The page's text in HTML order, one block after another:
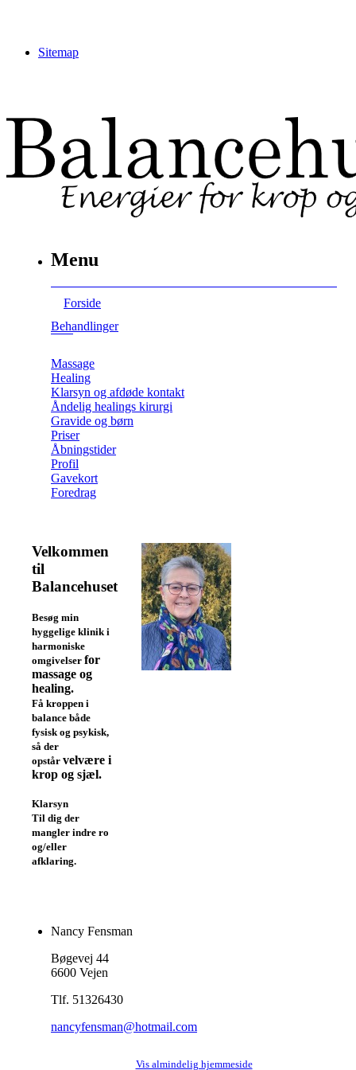
Sitemap
Menu
Forside
Behandlinger
Massage
Healing
Klarsyn og afdøde kontakt
Åndelig healings kirurgi
Gravide og børn
Priser
Åbningstider
Profil
Gavekort
Foredrag
Velkommen
til
Balancehuset
Besøg min
hyggelige klinik i
harmoniske
omgivelser for
massage og
healing.
Få kroppen i
balance både
fysisk og psykisk,
så der
opstår velvære i
krop og sjæl.
Klarsyn
Til dig der
mangler indre ro
og/eller
afklaring.
Nancy Fensman
Bøgevej 44
6600 Vejen
Tlf. 51326430
nancyfensman@hotmail.com
Vis almindelig hjemmeside